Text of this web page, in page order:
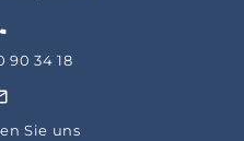
90 34 18
Sie uns